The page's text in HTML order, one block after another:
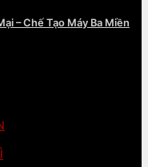
– Chế Tạo Máy Ba Miền